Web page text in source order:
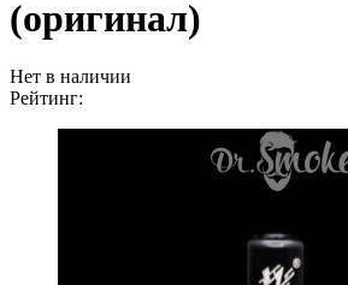
(оригинал)
Нет в наличии
Рейтинг: